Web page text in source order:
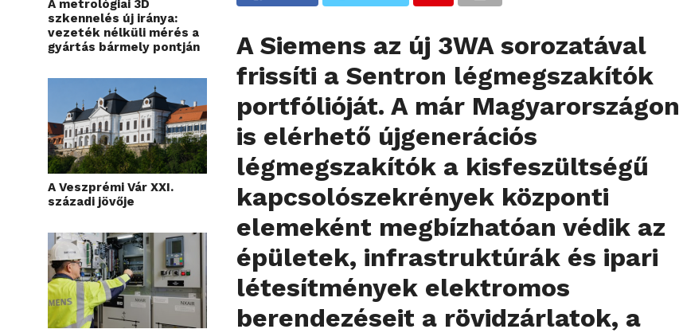
A metrológiai 3D
szkennelés új iránya:
vezeték nélküli mérés a
gyártás bármely pontján
A Veszprémi Vár XXI.
századi jövője
A Siemens az új 3WA sorozatával
frissíti a Sentron légmegszakítók
portfólióját. A már Magyarországon
is elérhető újgenerációs
légmegszakítók a kisfeszültségű
kapcsolószekrények központi
elemeként megbízhatóan védik az
épületek, infrastruktúrák és ipari
létesítmények elektromos
berendezéseit a rövidzárlatok, a